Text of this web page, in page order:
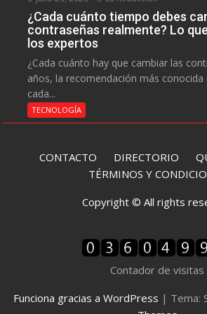
¿Cada cuánto tiempo debes
contraseñas realmente? Lo
los expertos
¿Cada cuánto hay que cambiar las
años, la recomendación más conocida
cada...
TECNOLOGÍA
CONTACTO DIRECTORIO
TÉRMINOS Y
Copyright © All rights
Contador de visitas
Funciona gracias a WordPress | Tema: